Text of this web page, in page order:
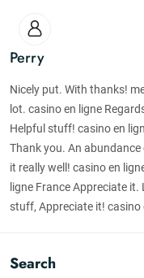
Perry
Nicely put. With thanks!
lot. casino en ligne
Helpful stuff! casino en
Thank you. An abundance
it really well! casino en
ligne France Appreciate
stuff, Appreciate it! casino
Search